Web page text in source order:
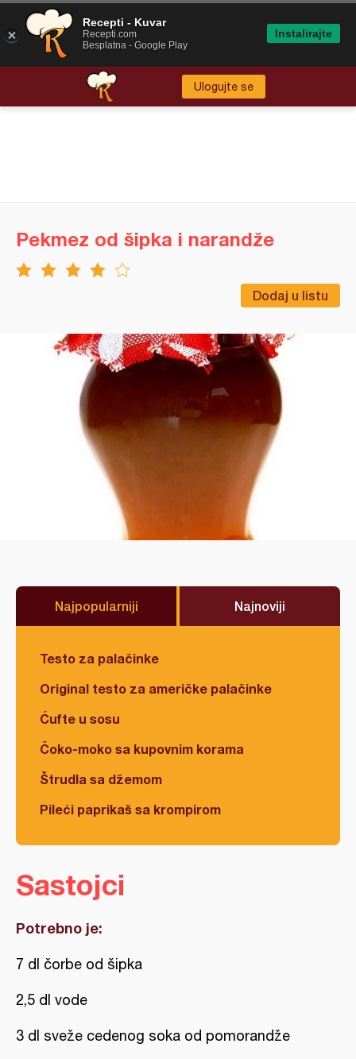
Ulogujte se
Dodaj u listu
Pekmez od šipka i narandže
Najpopularniji Najnoviji
Testo za palačinke
Original testo za američke palačinke
Ćufte u sosu
Čoko-moko sa kupovnim korama
Štrudla sa džemom
Pileći paprikaš sa krompirom
Sastojci
Potrebno je:
7 dl čorbe od šipka
2,5 dl vode
3 dl sveže cedenog soka od pomorandže
Recepti - Kuvar
Recepti.com
Besplatna - Google Play
Instalirajte